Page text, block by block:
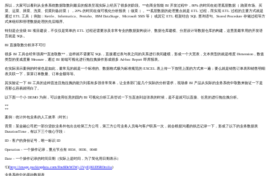
所以，大家可以看到从业务系统数据取数到最后的报表呈现实际上经历了很多的阶段。**在商业智能 BI 开发过程中，80% 的时间在处理底层数据（ 跑菜市场、买
菜、运菜、择菜、洗菜、切菜到备好菜 ），20% 的时间在做可视化分析报表（ 做菜 ）。**底层数据的处理重点就是 ETL 过程，而实现 ETL 过程的主要方式就是
通过 ETL 工具（ 例如：Kettle、Informatica、Pentaho、IBM DataStage、Microsoft SSIS 等 ）或其它 ETL 框架结合 SQL 查询语句、Stored Procedure 存储过程等方
式来组织和管理数据处理的先后顺序。
特别是企业级 BI 项目建设，不仅仅是简单的 ETL 过程还需要涉及非常专业的数据架构设计、数据仓库建模、分层设计等数据仓库的构建，这里面最常用的开发语
言就是 SQL。
BI 直接取数分析并不可行
很多 BI 工具会经常强调**直连取数**，这样就不需要写 SQL，直接通过表与表之间的关系进行表间建模，形成一个大宽表，文本类型的就是维度 Dimension，数值
类型的变成度量 Measure，通过 BI 前端可视化进行拖拉拽操作形成很多 Ad-hoc Report 即席报表。
在实际演示案例的时候也是如此，最常见的就是一个标准的、数据格式极为标准规范的 EXCEL 表上传一下按照上面的方式来一遍；要么就是销售订单表和销售明细
表关联一下，算算订单数量、订单金额等等。
其实验证一下 BI 工具的这种直连且拖拉拽的能力到底有多强非常简单，让业务部门提几个实际的分析需求，现场拿 BI 产品从实际的业务系统中取数来验证一下是
否那么容易就明白了。
以下面一个小 DEMO 为例，可以使用任意的国内 BI 可视化分析工具尝试一下当直连到这张表的时候，是不是就可以直接、任意的进行拖拉拽分析。
**
**
案例：统计外包业务的人工效率（时长）
背景：某金融公司把一部分贷款业务外包出去给第三方公司，第三方公司业务人员每与客户联系一次，就会根据沟通的状态记录一下，形成了以下的业务数据表
DurationTime，有以下三个核心字段：
ID - 客户的身份证号，唯一标识 ID
Operation - 一个操作记录，重点节点有 0034、0036、0048
Date - 一个操作记录的时间日期（实际上是时间，为了简化用日期表示）
![](http://image.packingdata.com/FnuSDeWlWj-1V-yEjKUD5ROro1ia)
业务系统中的原始数据表